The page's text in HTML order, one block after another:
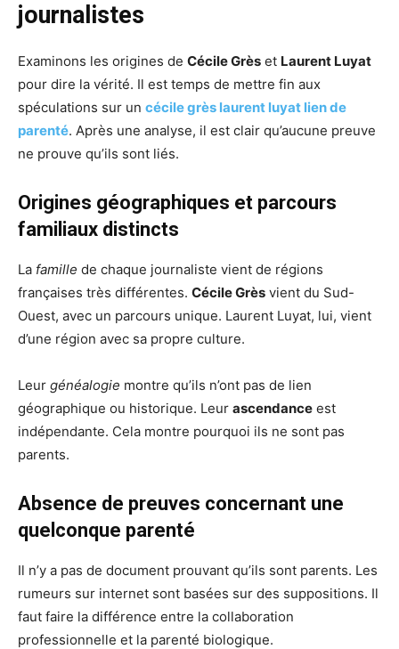
journalistes
Examinons les origines de Cécile Grès et Laurent Luyat
pour dire la vérité. Il est temps de mettre fin aux
spéculations sur un cécile grès laurent luyat lien de
parenté. Après une analyse, il est clair qu’aucune preuve
ne prouve qu’ils sont liés.
Origines géographiques et parcours
familiaux distincts
La famille de chaque journaliste vient de régions
françaises très différentes. Cécile Grès vient du Sud-
Ouest, avec un parcours unique. Laurent Luyat, lui, vient
d’une région avec sa propre culture.
Leur généalogie montre qu’ils n’ont pas de lien
géographique ou historique. Leur ascendance est
indépendante. Cela montre pourquoi ils ne sont pas
parents.
Absence de preuves concernant une
quelconque parenté
Il n’y a pas de document prouvant qu’ils sont parents. Les
rumeurs sur internet sont basées sur des suppositions. Il
faut faire la différence entre la collaboration
professionnelle et la parenté biologique.